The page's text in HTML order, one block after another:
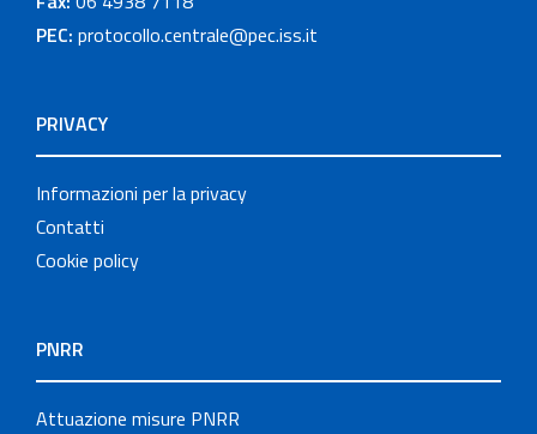
PEC: protocollo.centrale@pec.iss.it
PRIVACY
Informazioni per la privacy
Contatti
Cookie policy
PNRR
Attuazione misure PNRR